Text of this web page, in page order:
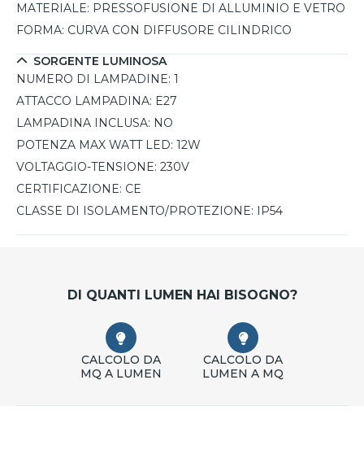
MATERIALE: PRESSOFUSIONE DI ALLUMINIO E VETRO
FORMA: CURVA CON DIFFUSORE CILINDRICO
SORGENTE LUMINOSA
NUMERO DI LAMPADINE: 1
ATTACCO LAMPADINA: E27
LAMPADINA INCLUSA: NO
POTENZA MAX WATT LED: 12W
VOLTAGGIO-TENSIONE: 230V
CERTIFICAZIONE: CE
CLASSE DI ISOLAMENTO/PROTEZIONE:
IP54
DI QUANTI LUMEN HAI BISOGNO?
CALCOLO DA
MQ A LUMEN
CALCOLO DA
LUMEN A MQ